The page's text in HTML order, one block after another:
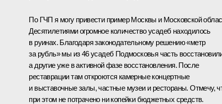
По ГЧП я могу привести пример Москвы и Московской
Десятилетиями огромное количество усадеб находилось
в руинах. Благодаря законодательному решению «метр
за рубль» мы из 46 усадеб Подмосковья часть
а другие уже в активной фазе восстановления. После
реставрации там откроются камерные концертные
и выставочные залы, частные музеи и рестораны. Отмечу,
при этом не потрачено ни копейки бюджетных средств.